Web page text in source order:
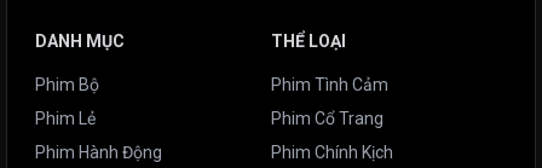
DANH MỤC
Phim Bộ
Phim Lẻ
Phim Hành Động
THỂ LOẠI
Phim Tình Cảm
Phim Cổ Trang
Phim Chính Kịch